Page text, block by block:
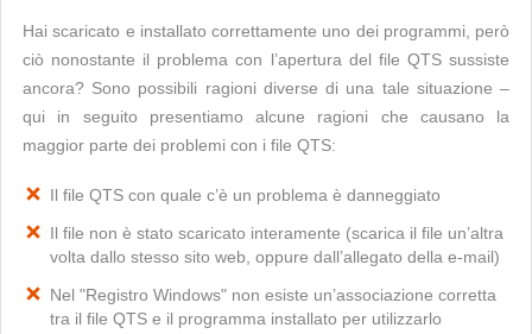
Hai scaricato e installato correttamente uno dei programmi, però
ciò nonostante il problema con l’apertura del file QTS sussiste
ancora? Sono possibili ragioni diverse di una tale situazione –
qui in seguito presentiamo alcune ragioni che causano la
maggior parte dei problemi con i file QTS:
Il file QTS con quale c’è un problema è danneggiato
Il file non è stato scaricato interamente (scarica il file un’altra
volta dallo stesso sito web, oppure dall’allegato della e-mail)
Nel "Registro Windows" non esiste un’associazione corretta
tra il file QTS e il programma installato per utilizzarlo